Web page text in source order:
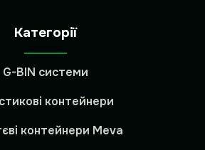
Категорії
G-BIN системи
контейнери
контейнери Meva